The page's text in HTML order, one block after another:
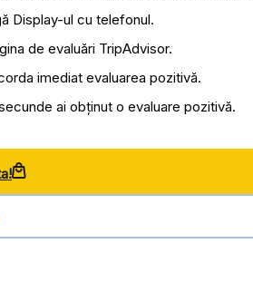
Display-ul cu telefonul.
de evaluări TripAdvisor.
imediat evaluarea pozitivă.
ai obținut o evaluare pozitivă.